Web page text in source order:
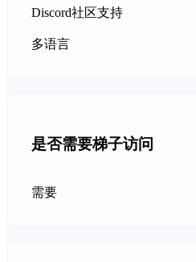
Discord社区支持
多语言
是否需要梯子访问
需要